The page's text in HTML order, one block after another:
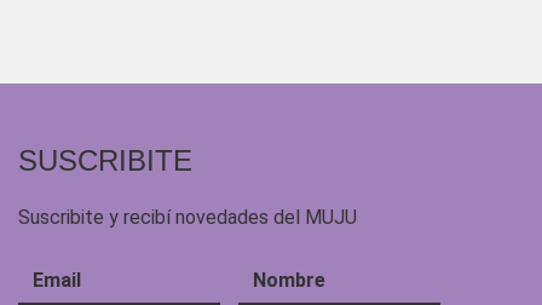
SUSCRIBITE
Suscribite y recibí novedades del MUJU